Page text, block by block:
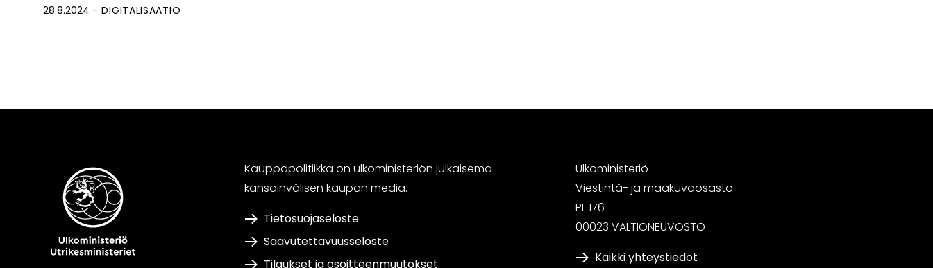
28.8.2024 DIGITALISAATIO
Kauppapolitiikka on ulkoministeriön julkaisema
kansainvälisen kaupan media.
Tietosuojaseloste
Saavutettavuusseloste
Tilaukset ja osoitteenmuutokset
Ulkoministeriö
Viestintä- ja maakuvaosasto
PL 176
00023 VALTIONEUVOSTO
Kaikki yhteystiedot